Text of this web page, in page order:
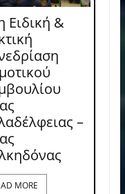
Ειδική &
–
MORE